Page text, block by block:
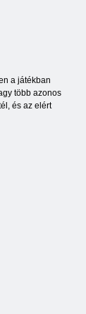
a játékban
több azonos
és az elért